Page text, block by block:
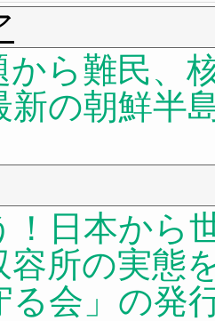
から難民、
新の朝鮮半
！日本から
容所の実態
る会」の発